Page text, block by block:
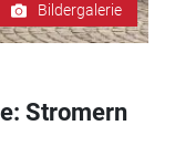
Bildergalerie
Stromern